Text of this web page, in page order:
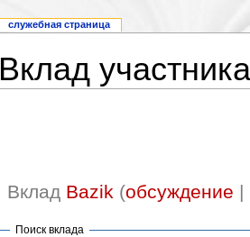
Вклад участника
Вклад Bazik (обсуждение |
Поиск вклада
служебная страница